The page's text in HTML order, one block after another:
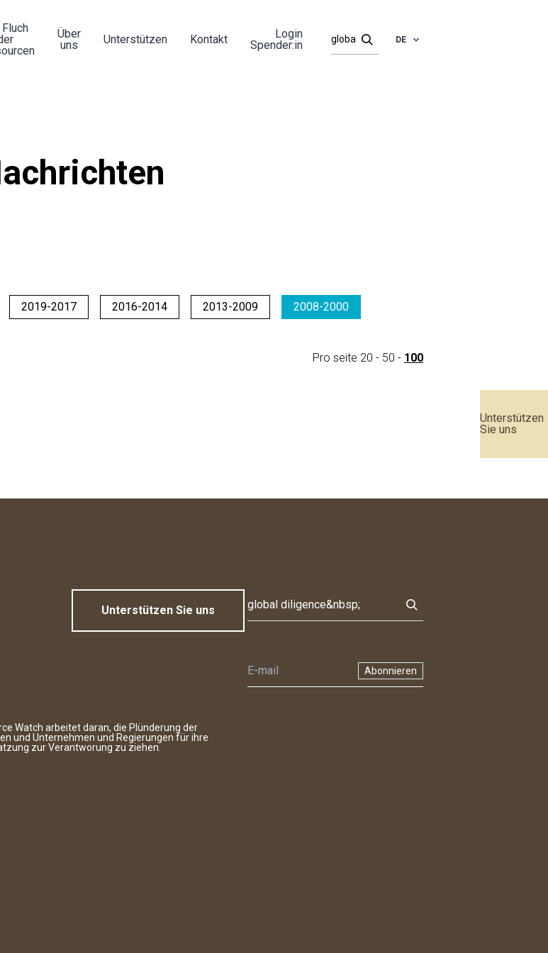
Unterstützen
Sie uns
Über
uns
Unterstützen Kontakt
Login
Spender:in
DE
2019-2017 2016-2014 2013-2009 2008-2000
Pro seite 20 - 50 - 100
Unterstützen Sie uns
Abonnieren
Watch arbeitet daran, die Plünderung der
und Unternehmen und Regierungen für ihre
zur Verantworung zu ziehen.